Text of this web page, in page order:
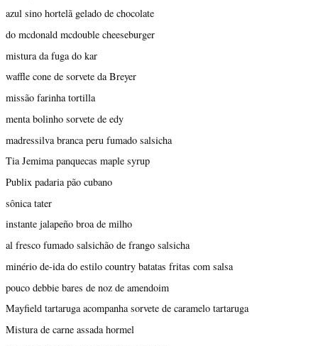
azul sino hortelã gelado de chocolate
do mcdonald mcdouble cheeseburger
mistura da fuga do kar
waffle cone de sorvete da Breyer
missão farinha tortilla
menta bolinho sorvete de edy
madressilva branca peru fumado salsicha
Tia Jemima panquecas maple syrup
Publix padaria pão cubano
sônica tater
instante jalapeño broa de milho
al fresco fumado salsichão de frango salsicha
minério de-ida do estilo country batatas fritas com salsa
pouco debbie bares de noz de amendoim
Mayfield tartaruga acompanha sorvete de caramelo tartaruga
Mistura de carne assada hormel